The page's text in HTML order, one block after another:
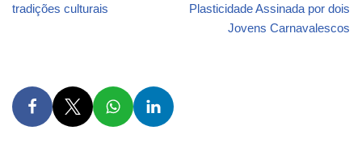
tradições culturais
Plasticidade Assinada por dois
Jovens Carnavalescos